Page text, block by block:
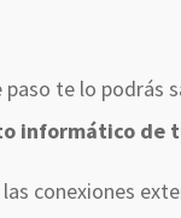
te lo podrás
informático de
conexiones